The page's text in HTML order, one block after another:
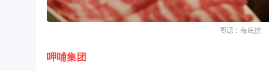
图源：海底捞
呷哺集团